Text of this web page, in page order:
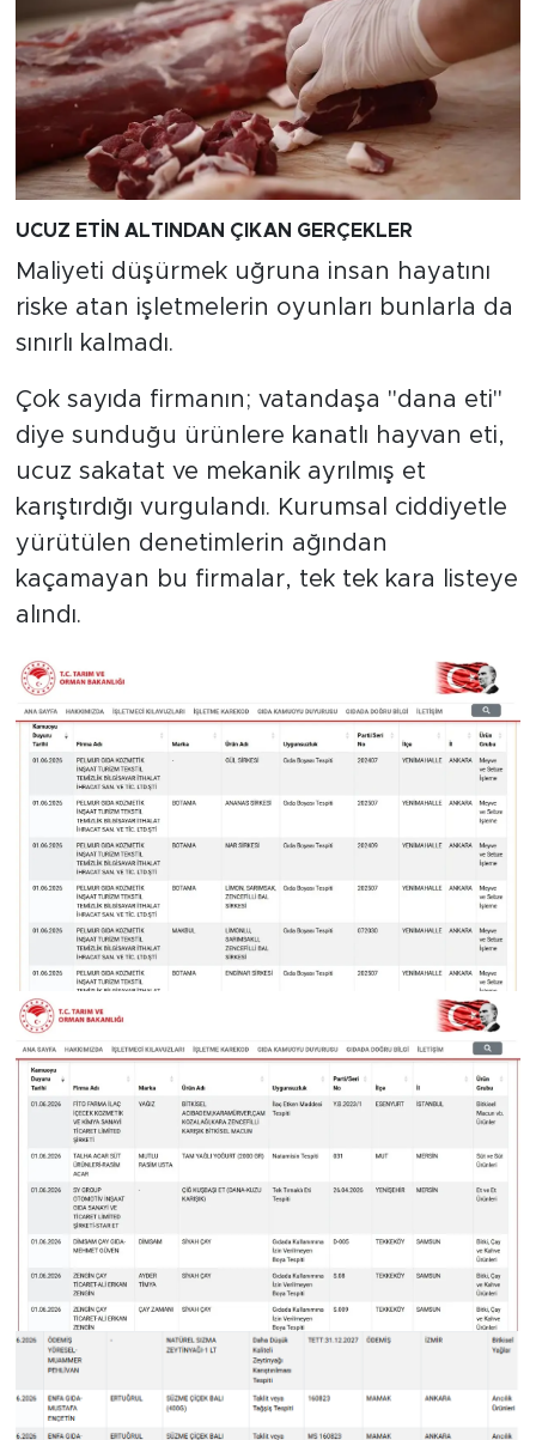
UCUZ ETİN ALTINDAN ÇIKAN GERÇEKLER
Maliyeti düşürmek uğruna insan hayatını
riske atan işletmelerin oyunları bunlarla da
sınırlı kalmadı.
Çok sayıda firmanın; vatandaşa "dana eti"
diye sunduğu ürünlere kanatlı hayvan eti,
ucuz sakatat ve mekanik ayrılmış et
karıştırdığı vurgulandı. Kurumsal ciddiyetle
yürütülen denetimlerin ağından
kaçamayan bu firmalar, tek tek kara listeye
alındı.